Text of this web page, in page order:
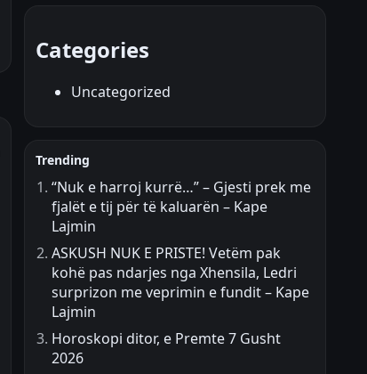
Categories
Uncategorized
Trending
“Nuk e harroj kurrë…” – Gjesti prek me
fjalët e tij për të kaluarën – Kape
Lajmin
ASKUSH NUK E PRISTE! Vetëm pak
kohë pas ndarjes nga Xhensila, Ledri
surprizon me veprimin e fundit – Kape
Lajmin
Horoskopi ditor, e Premte 7 Gusht
2026